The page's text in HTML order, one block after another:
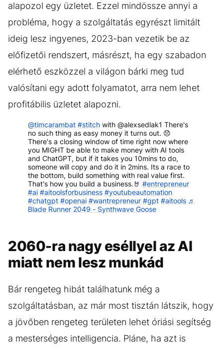
alapozol egy üzletet. Ezzel mindössze annyi a
probléma, hogy a szolgáltatás egyrészt limitált
ideig lesz ingyenes, 2023-ban vezetik be az
előfizetői rendszert, másrészt, ha egy szabadon
elérhető eszközzel a világon bárki meg tud
valósítani egy adott folyamatot, arra nem lehet
profitábilis üzletet alapozni.
@timcarambat #stitch with @alexsedlak1 There's
no such thing as easy money it turns out. 😞
There's a closing window of time right now where
you MIGHT be able to make money with AI tools
and ChatGPT, but if it takes you 10mins to do,
someone will copy and do it in 2mins. Its a race to
the bottom, build something with real value first.
That's how you build a business.🤘 #entrepreneur
#ai #aitoolsforbusiness #youtubeautomation
#chatgpt #openai #wantrepreneur #gpt #aitools ♬
Blade Runner 2049 - Synthwave Goose
2060-ra nagy eséllyel az AI
miatt nem lesz munkád
Bár rengeteg hibát találhatunk még a
szolgáltatásban, az már most tisztán látszik, hogy
a jövőben rengeteg területen lehet óriási segítség
a mesterséges intelligencia. Pláne, ha azt is